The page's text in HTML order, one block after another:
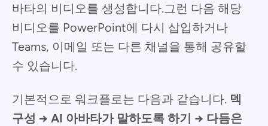
바타의 비디오를 생성합니다.그런 다음 해당
비디오를 PowerPoint에 다시 삽입하거나
Teams, 이메일 또는 다른 채널을 통해 공유할
수 있습니다.
기본적으로 워크플로는 다음과 같습니다. 덱
구성 → AI 아바타가 말하도록 하기 → 다듬은